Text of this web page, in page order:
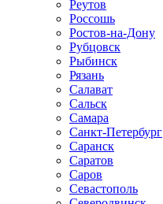
Реутов
Россошь
Ростов-на-Дону
Рубцовск
Рыбинск
Рязань
Салават
Сальск
Самара
Санкт-Петербург
Саранск
Саратов
Саров
Севастополь